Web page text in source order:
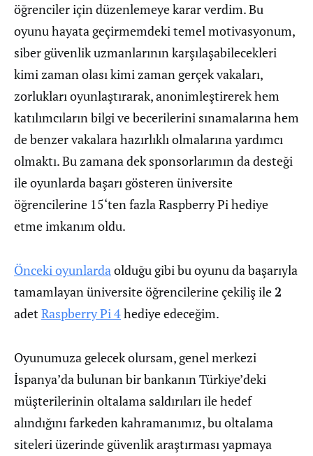
öğrenciler için düzenlemeye karar verdim. Bu
oyunu hayata geçirmemdeki temel motivasyonum,
siber güvenlik uzmanlarının karşılaşabilecekleri
kimi zaman olası kimi zaman gerçek vakaları,
zorlukları oyunlaştırarak, anonimleştirerek hem
katılımcıların bilgi ve becerilerini sınamalarına hem
de benzer vakalara hazırlıklı olmalarına yardımcı
olmaktı. Bu zamana dek sponsorlarımın da desteği
ile oyunlarda başarı gösteren üniversite
öğrencilerine 15‘ten fazla Raspberry Pi hediye
etme imkanım oldu.
Önceki oyunlardaolduğu gibi bu oyunu da başarıyla
tamamlayan üniversite öğrencilerine çekiliş ile2
adetRaspberry Pi 4hediye edeceğim.
Oyunumuza gelecek olursam, genel merkezi
İspanya’da bulunan bir bankanın Türkiye’deki
müşterilerinin oltalama saldırıları ile hedef
alındığını farkeden kahramanımız, bu oltalama
siteleri üzerinde güvenlik araştırması yapmaya